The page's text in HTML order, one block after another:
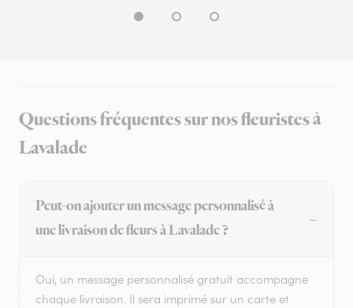
Questions fréquentes sur nos fleuristes à
Lavalade
Peut-on ajouter un message personnalisé à
une livraison de fleurs à Lavalade ?
Oui, un message personnalisé gratuit accompagne
chaque livraison. Il sera imprimé sur un carte et